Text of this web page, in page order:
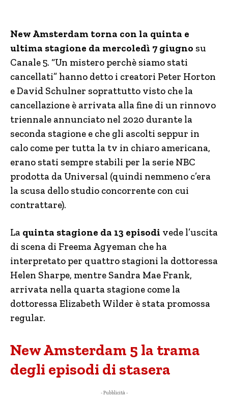
New Amsterdam torna con la quinta e
ultima stagione da mercoledì 7 giugno su
Canale 5. “Un mistero perchè siamo stati
cancellati” hanno detto i creatori Peter Horton
e David Schulner soprattutto visto che la
cancellazione è arrivata alla fine di un rinnovo
triennale annunciato nel 2020 durante la
seconda stagione e che gli ascolti seppur in
calo come per tutta la tv in chiaro americana,
erano stati sempre stabili per la serie NBC
prodotta da Universal (quindi nemmeno c’era
la scusa dello studio concorrente con cui
contrattare).
La quinta stagione da 13 episodi vede l’uscita
di scena di Freema Agyeman che ha
interpretato per quattro stagioni la dottoressa
Helen Sharpe, mentre Sandra Mae Frank,
arrivata nella quarta stagione come la
dottoressa Elizabeth Wilder è stata promossa
regular.
New Amsterdam 5 la trama
degli episodi di stasera
- Pubblicità -